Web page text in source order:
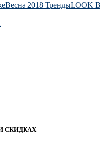
Весна 2018 ТрендыLOOK
СКИДКАХ